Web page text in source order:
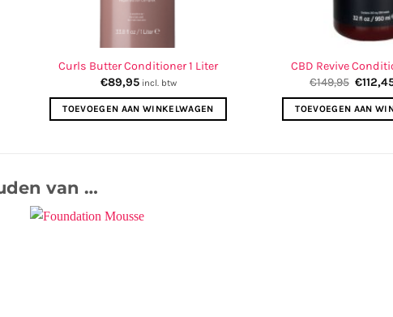
Curls Butter Conditioner 1 Liter
€89,95 incl. btw
TOEVOEGEN AAN WINKELWAGEN
CBD Revive
€149,95
was:
€
TOEVOEGEN AAN
van …